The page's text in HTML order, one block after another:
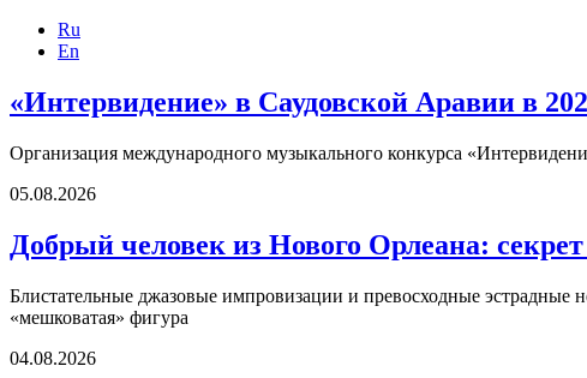
Ru
En
«Интервидение» в Саудовской Аравии в
Организация международного музыкального конкурса
05.08.2026
Добрый человек из Нового Орлеана:
Блистательные джазовые импровизации и превосходные эстрадные
«мешковатая» фигура
04.08.2026